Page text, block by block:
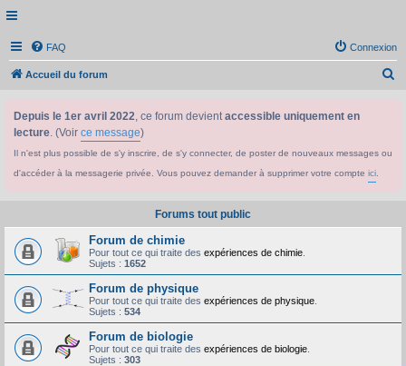
FAQ Connexion
Accueil du forum
h
Depuis le 1er avril 2022, ce forum devientaccessible uniquement en
lecture. (Voir ce message)
Il n'est plus possible de s'y inscrire, de s'y connecter, de poster de nouveaux messages ou
d'accéder à la messagerie privée. Vous pouvez demander à supprimer votre compte ici
Forums tout public
Forum de chimie
Pour tout ce qui traite des expériences de chimie
Sujets : 1652
Forum de physique
Pour tout ce qui traite des expériences de physique
Sujets : 534
Forum de biologie
Pour tout ce qui traite des expériences de biologie
Sujets : 303